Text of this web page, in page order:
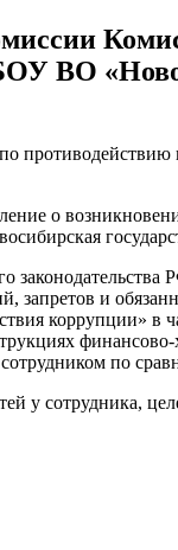
ВО
по
о
запретов и
коррупции» в
по
у сотрудника,